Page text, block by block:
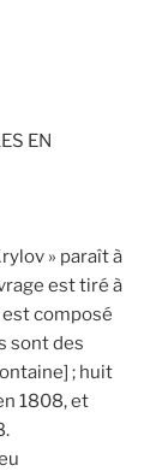
EN
» paraît à
est tiré à
composé
sont des
; huit
1808, et